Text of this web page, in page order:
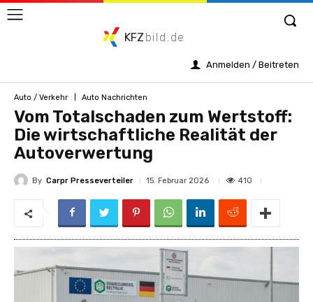
KFZ bild.de
Anmelden / Beitreten
Auto / Verkehr Auto Nachrichten
Vom Totalschaden zum Wertstoff:
Die wirtschaftliche Realität der
Autoverwertung
By Carpr Presseverteiler 15. Februar 2026 410